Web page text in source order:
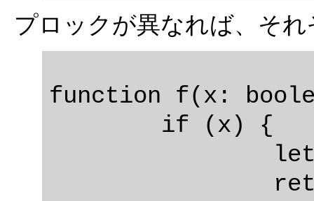
プロックが異なれば、そ
function f(x: